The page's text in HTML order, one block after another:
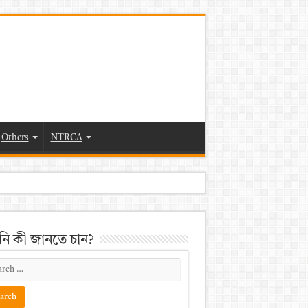
Others NTRCA
কী জানতে চান?